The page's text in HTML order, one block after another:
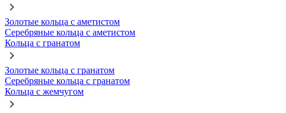
Золотые кольца с аметистом
Серебряные кольца с аметистом
Кольца с гранатом
Золотые кольца с гранатом
Серебряные кольца с гранатом
Кольца с жемчугом